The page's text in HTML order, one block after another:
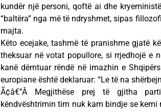
kundër një personi, qoftë ai dhe
“baltëra” nga më të ndryshmet, sipas
majta.
Këto ecejake, tashmë të pranishme gjatë
theksuar në votat popullore, si rrjedhojë e
kanë dëmtuar rëndë në imazhin e
europiane është deklaruar: “Le të na
Ã¢â€”Â Megjithëse prej të gjitha
këndvështrimin tim nuk kam bindje se